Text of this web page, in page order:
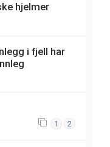
hjelmer
i fjell har
1 2